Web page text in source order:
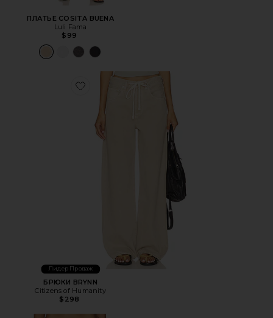
ПЛАТЬЕ COSITA BUENA
Luli Fama
$99
Favorite БРЮКИ BRYNN
Лидер Продаж
БРЮКИ BRYNN
Citizens of Humanity
$298